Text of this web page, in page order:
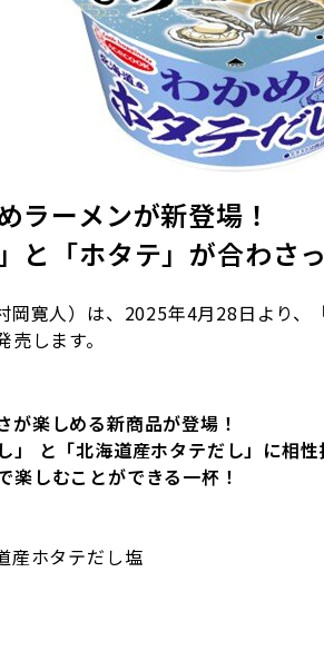
ラーメンが新登場！
と「ホタテ」が合わさ
寛人）は、 2025年4月28日より、
売します。
が楽しめる新商品が登場！
と「北海道産ホタテだし」に相
楽しむことができる一杯！
産ホタテだし塩